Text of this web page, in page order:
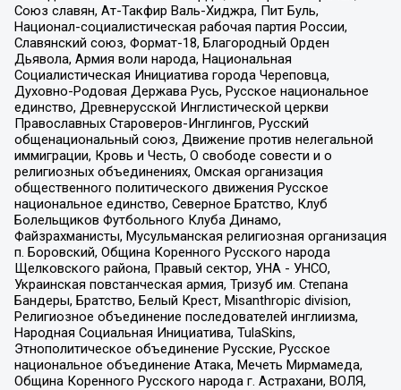
Союз славян, Ат-Такфир Валь-Хиджра, Пит Буль,
Национал-социалистическая рабочая партия России,
Славянский союз, Формат-18, Благородный Орден
Дьявола, Армия воли народа, Национальная
Социалистическая Инициатива города Череповца,
Духовно-Родовая Держава Русь, Русское национальное
единство, Древнерусской Инглистической церкви
Православных Староверов-Инглингов, Русский
общенациональный союз, Движение против нелегальной
иммиграции, Кровь и Честь, О свободе совести и о
религиозных объединениях, Омская организация
общественного политического движения Русское
национальное единство, Северное Братство, Клуб
Болельщиков Футбольного Клуба Динамо,
Файзрахманисты, Мусульманская религиозная организация
п. Боровский, Община Коренного Русского народа
Щелковского района, Правый сектор, УНА - УНСО,
Украинская повстанческая армия, Тризуб им. Степана
Бандеры, Братство, Белый Крест, Misanthropic division,
Религиозное объединение последователей инглиизма,
Народная Социальная Инициатива, TulaSkins,
Этнополитическое объединение Русские, Русское
национальное объединение Атака, Мечеть Мирмамеда,
Община Коренного Русского народа г. Астрахани, ВОЛЯ,